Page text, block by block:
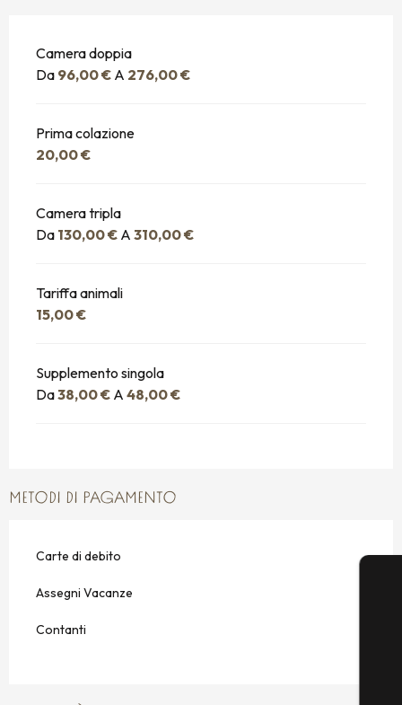
Camera doppia
Da 96,00 € A 276,00 €
Prima colazione
20,00 €
Camera tripla
Da 130,00 € A 310,00 €
Tariffa animali
15,00 €
Supplemento singola
Da38,00 € A 48,00 €
METODI DI PAGAMENTO
Carte di debito
Assegni Vacanze
Contanti